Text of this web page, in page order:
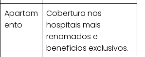
Apartam
ento
Cobertura nos
hospitais mais
renomados e
benefícios exclusivos.